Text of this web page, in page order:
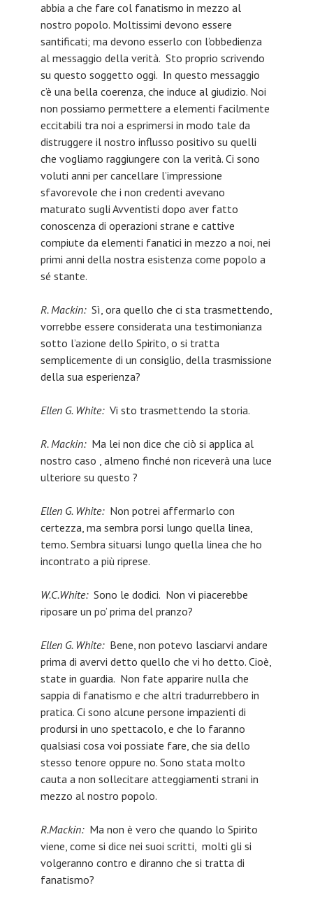
abbia a che fare col fanatismo in mezzo al
nostro popolo. Moltissimi devono essere
santificati; ma devono esserlo con l’obbedienza
al messaggio della verità. Sto proprio scrivendo
su questo soggetto oggi. In questo messaggio
c’è una bella coerenza, che induce al giudizio. Noi
non possiamo permettere a elementi facilmente
eccitabili tra noi a esprimersi in modo tale da
distruggere il nostro influsso positivo su quelli
che vogliamo raggiungere con la verità. Ci sono
voluti anni per cancellare l’impressione
sfavorevole che i non credenti avevano
maturato sugli Avventisti dopo aver fatto
conoscenza di operazioni strane e cattive
compiute da elementi fanatici in mezzo a noi, nei
primi anni della nostra esistenza come popolo a
sé stante.
R. Mackin: Sì, ora quello che ci sta trasmettendo,
vorrebbe essere considerata una testimonianza
sotto l’azione dello Spirito, o si tratta
semplicemente di un consiglio, della trasmissione
della sua esperienza?
Ellen G. White: Vi sto trasmettendo la storia.
R. Mackin: Ma lei non dice che ciò si applica al
nostro caso , almeno finché non riceverà una luce
ulteriore su questo ?
Ellen G. White: Non potrei affermarlo con
certezza, ma sembra porsi lungo quella linea,
temo. Sembra situarsi lungo quella linea che ho
incontrato a più riprese.
W.C.White: Sono le dodici. Non vi piacerebbe
riposare un po’ prima del pranzo?
Ellen G. White: Bene, non potevo lasciarvi andare
prima di avervi detto quello che vi ho detto. Cioè,
state in guardia. Non fate apparire nulla che
sappia di fanatismo e che altri tradurrebbero in
pratica. Ci sono alcune persone impazienti di
prodursi in uno spettacolo, e che lo faranno
qualsiasi cosa voi possiate fare, che sia dello
stesso tenore oppure no. Sono stata molto
cauta a non sollecitare atteggiamenti strani in
mezzo al nostro popolo.
R.Mackin: Ma non è vero che quando lo Spirito
viene, come si dice nei suoi scritti, molti gli si
volgeranno contro e diranno che si tratta di
fanatismo?